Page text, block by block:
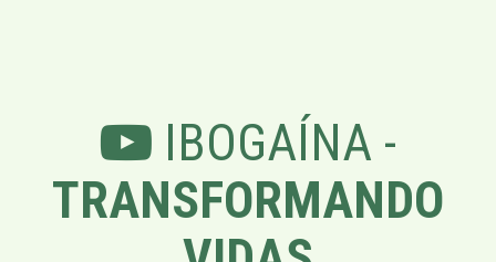
IBOGAÍNA -
TRANSFORMANDO